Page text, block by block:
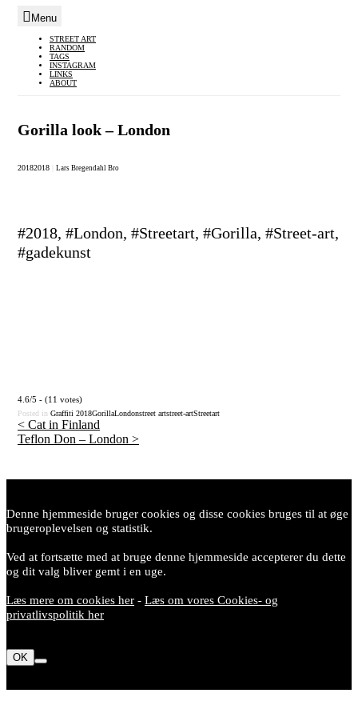
Skip
content
Menu
STREET ART
RANDOM
TAGS
INSTAGRAM
LINKS
ABOUT
Gorilla look – London
20182018 Lars Bregendahl Bro
#2018, #London, #Streetart, #Gorilla, #Street-art,
#gadekunst
4.6/5 - (11 votes)
Posted in Graffiti 2018GorillaLondonstreet artstreet-artStreetart
Post
< Cat in Finland
Teflon Don – London >
Denne hjemmeside bruger cookies og disse cookies bruges til at øge
brugeroplevelsen og statistik.
Ved at fortsætte med at bruge denne hjemmeside accepterer du dette
og dit valg bliver gemt i en uge.
Læs mere om cookies her - Læs om vores Cookies- og
privatlivspolitik her
OK